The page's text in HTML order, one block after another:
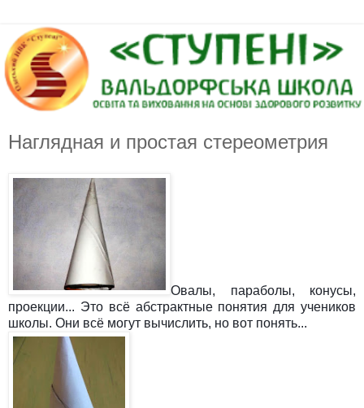
Наглядная и простая стереометрия
Овалы, параболы, конусы,
проекции... Это всё абстрактные понятия для учеников
школы. Они всё могут вычислить, но вот понять...